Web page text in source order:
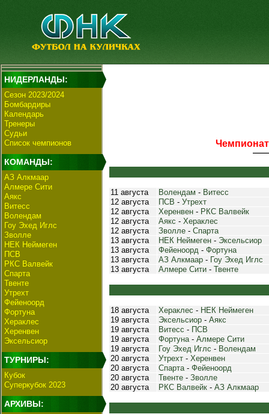
НИДЕРЛАНДЫ:
Сезон 2023/2024
Бомбардиры
Календарь
Тренеры
Судьи
Список чемпионов
КОМАНДЫ:
АЗ Алкмаар
Алмере Сити
Аякс
Витесс
Волендам
Гоу Эхед Иглс
Зволле
НЕК Неймеген
ПСВ
РКС Валвейк
Спарта
Твенте
Утрехт
Фейеноорд
Фортуна
Хераклес
Херенвен
Эксельсиор
ТУРНИРЫ:
Кубок
Суперкубок 2023
АРХИВЫ:
11 августа Волендам - Витесс
12 августа
ПСВ - Утрехт
12 августа
Херенвен - РКС Валвейк
12 августа
Аякс - Хераклес
12 августа
Зволле - Спарта
13 августа
НЕК Неймеген - Эксельсиор
13 августа
Фейеноорд - Фортуна
13 августа
АЗ Алкмаар - Гоу Эхед Иглс
13 августа
Алмере Сити - Твенте
18 августа Хераклес - НЕК Неймеген
19 августа
Эксельсиор - Аякс
19 августа
Витесс - ПСВ
19 августа
Фортуна- Алмере Сити
19 августа
Гоу Эхед Иглс - Волендам
20 августа
Утрехт - Херенвен
20 августа
Спарта- Фейеноорд
20 августа
Твенте - Зволле
20 августа
РКС Валвейк - АЗ Алкмаар